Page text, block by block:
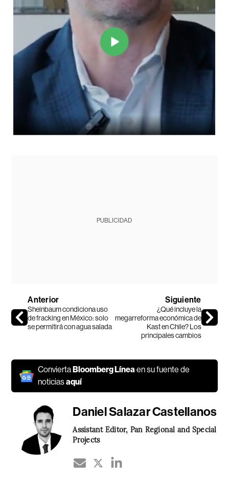
PUBLICIDAD
Anterior
Sheinbaum condiciona uso
de fracking en México: solo
se permitirá con agua salada
Siguiente
¿Qué incluye la
megarreforma económica de
Kast en Chile? Los
principales cambios
Convierta Bloomberg Líneaen su fuente de
noticiasaquí
Daniel Salazar Castellanos
Assistant Editor, Pan Regional and Special
Projects